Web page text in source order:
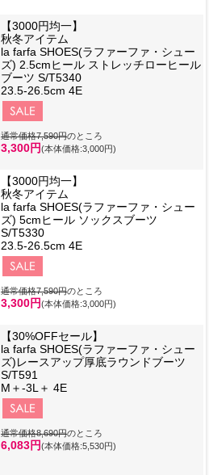
【3000円均一】
秋冬アイテム
la farfa SHOES(ラファーファ・シュー
ズ) 2.5cmヒール ストレッチローヒール
ブーツ S/T5340
23.5-26.5cm 4E
通常価格7,590円のところ
3,300円(本体価格:3,000円)
【3000円均一】
秋冬アイテム
la farfa SHOES(ラファーファ・シュー
ズ) 5cmヒール ソックスブーツ
S/T5330
23.5-26.5cm 4E
通常価格7,590円のところ
3,300円(本体価格:3,000円)
【30%OFFセール】
la farfa SHOES(ラファーファ・シュー
ズ)レースアップ厚底ラウンドブーツ
S/T591
M＋-3L＋ 4E
通常価格8,690円のところ
6,083円(本体価格:5,530円)